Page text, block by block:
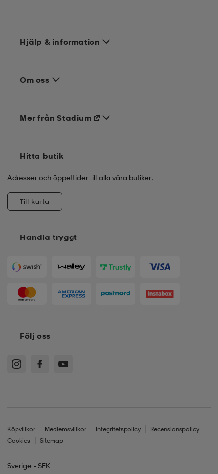
Hjälp & information
Om oss
Handla tryggt
Mer från Stadium
Hitta butik
Adresser och öppettider till alla våra butiker.
Till karta
Följ oss
Köpvillkor Medlemsvillkor Integritetspolicy
Recensionspolicy
Cookies
Sitemap
Sverige - SEK